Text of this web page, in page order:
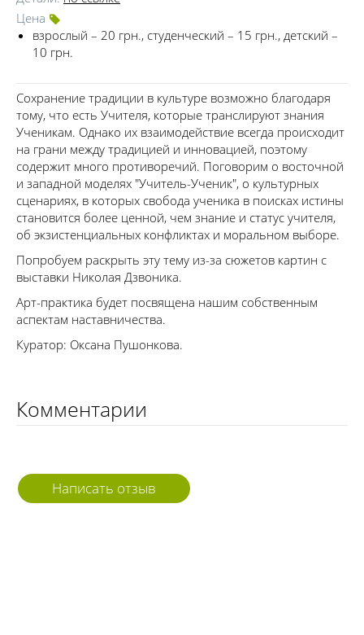
Цена
взрослый – 20 грн., студенческий – 15 грн., детский –
10 грн.
Сохранение традиции в культуре возможно благодаря
тому, что есть Учителя, которые транслируют знания
Ученикам. Однако их взаимодействие всегда происходит
на грани между традицией и инновацией, поэтому
содержит много противоречий. Поговорим о восточной
и западной моделях "Учитель-Ученик", о культурных
сценариях, в которых свобода ученика в поисках истины
становится более ценной, чем знание и статус учителя,
об экзистенциальных конфликтах и ​​моральном выборе.
Попробуем раскрыть эту тему из-за сюжетов картин с
выставки Николая Дзвоника.
Арт-практика будет посвящена нашим собственным
аспектам наставничества.
Куратор: Оксана Пушонкова.
Комментарии
Написать отзыв